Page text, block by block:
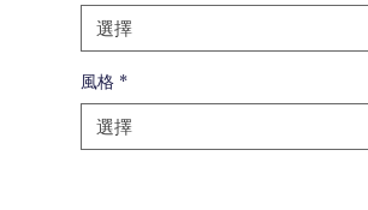
選擇
風格 *
選擇